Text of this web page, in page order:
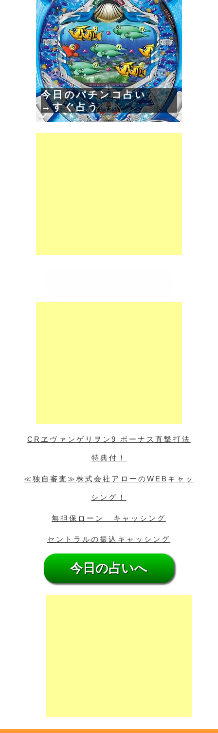
今日のパチンコ占い
→すぐ占う
CRヱヴァンゲリヲン9 ボーナス直撃打法
特典付！
≪独自審査≫株式会社アローのWEBキャッ
シング！
無担保ローン キャッシング
セントラルの振込キャッシング
今日の占いへ